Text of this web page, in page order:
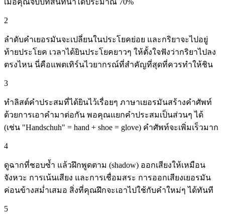
2
ลำดับคำเยอรมันจะเปลี่ยนในประโยคย่อย และกริยาจะไปอยู่
ท้ายประโยค เวลาได้ยินประโยคยาวๆ ให้ตั้งใจฟังว่ากริยาไปลง
ตรงไหน นี่คือแพตเทิร์นไวยากรณ์ที่สำคัญที่สุดที่ควรทำให้ชิน
3
ทำลิสต์คำประสมที่ได้ยินไว้เรื่อยๆ ภาษาเยอรมันสร้างคำศัพท์
ด้วยการเอาคำมาต่อกัน พอคุณแยกคำประสมเป็นส่วนๆ ได้
(เช่น "Handschuh" = hand + shoe = glove) คำศัพท์จะเพิ่มเร็วมาก
4
ดูฉากที่ชอบซ้ำ แล้วฝึกพูดตาม (shadow) ออกเสียงให้เหมือน
จังหวะ การเน้นเสียง และการเชื่อมสระ การออกเสียงเยอรมัน
ค่อนข้างสม่ำเสมอ สิ่งที่คุณฝึกจะเอาไปใช้กับคำใหม่ๆ ได้ทันที
5